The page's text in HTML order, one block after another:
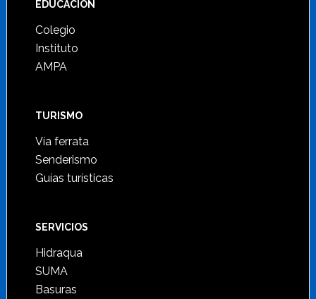
Footer
EDUCACIÓN
Colegio
Instituto
AMPA
TURISMO
Vía ferrata
Senderismo
Guías turísticas
SERVICIOS
Hidraqua
SUMA
Basuras